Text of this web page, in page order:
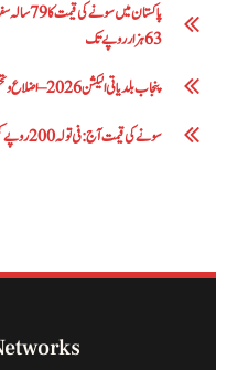
63 ہزار روپے تک
پنجاب بلدیاتی الیکشن 2026 – اضلاع و تحصیلوں کا نوٹیفکیشن، مکمل الیکشن تیاریاں عروج پر
سونے کی قیمت آج: فی تولہ 200 روپے کمی – تازہ ترین ریٹ 2025